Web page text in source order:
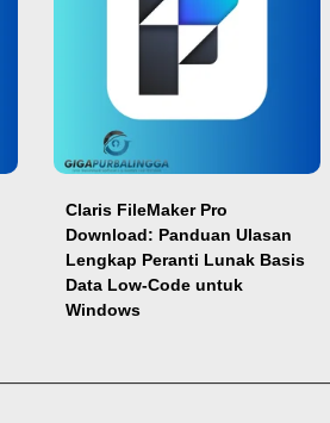
Claris FileMaker Pro
Download: Panduan Ulasan
Lengkap Peranti Lunak Basis
Data Low-Code untuk
Windows